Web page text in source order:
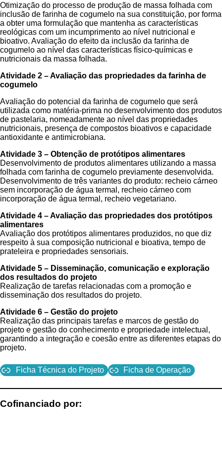
Otimização do processo de produção de massa folhada com
inclusão de farinha de cogumelo na sua constituição, por forma
a obter uma formulação que mantenha as características
reológicas com um incumprimento ao nível nutricional e
bioativo. Avaliação do efeito da inclusão da farinha de
cogumelo ao nível das características físico-químicas e
nutricionais da massa folhada.
Atividade 2 – Avaliação das propriedades da farinha de
cogumelo
Avaliação do potencial da farinha de cogumelo que será
utilizada como matéria-prima no desenvolvimento dos produtos
de pastelaria, nomeadamente ao nível das propriedades
nutricionais, presença de compostos bioativos e capacidade
antioxidante e antimicrobiana.
Atividade 3 – Obtenção de protótipos alimentares
Desenvolvimento de produtos alimentares utilizando a massa
folhada com farinha de cogumelo previamente desenvolvida.
Desenvolvimento de três variantes do produto: recheio cárneo
sem incorporação de água termal, recheio cárneo com
incorporação de água termal, recheio vegetariano.
Atividade 4 – Avaliação das propriedades dos protótipos
alimentares
Avaliação dos protótipos alimentares produzidos, no que diz
respeito à sua composição nutricional e bioativa, tempo de
prateleira e propriedades sensoriais.
Atividade 5 – Disseminação, comunicação e exploração
dos resultados do projeto
Realização de tarefas relacionadas com a promoção e
disseminação dos resultados do projeto.
Atividade 6 – Gestão do projeto
Realização das principais tarefas e marcos de gestão do
projeto e gestão do conhecimento e propriedade intelectual,
garantindo a integração e coesão entre as diferentes etapas do
projeto.
Ficha Técnica do Projeto Ficha de Operação
Cofinanciado por: